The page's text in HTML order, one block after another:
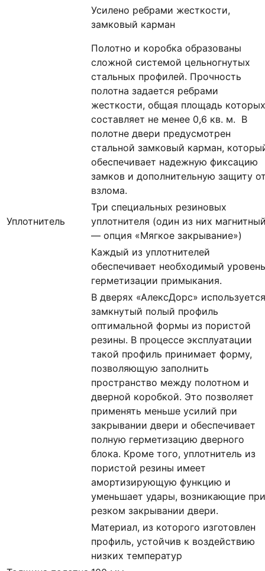
Усилено ребрами жесткости,
замковый карман
Полотно и коробка образованы
сложной системой цельногнутых
стальных профилей. Прочность
полотна задается ребрами
жесткости, общая площадь которых
составляет не менее 0,6 кв. м. В
полотне двери предусмотрен
стальной замковый карман,
обеспечивает надежную фиксацию
замков и дополнительную защиту
взлома.
Уплотнитель
Три специальных резиновых
уплотнителя (один из них
— опция «Мягкое закрывание»)
Каждый из уплотнителей
обеспечивает необходимый уровень
герметизации примыкания.
В дверях «АлексДорс» используется
замкнутый полый профиль
оптимальной формы из пористой
резины. В процессе эксплуатации
такой профиль принимает форму,
позволяющую заполнить
пространство между полотном и
дверной коробкой. Это позволяет
применять меньше усилий при
закрывании двери и обеспечивает
полную герметизацию дверного
блока. Кроме того, уплотнитель из
пористой резины имеет
амортизирующую функцию и
уменьшает удары, возникающие при
резком закрывании двери.
Материал, из которого изготовлен
профиль, устойчив к воздействию
низких температур